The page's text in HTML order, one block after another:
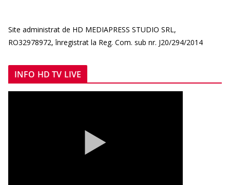
Site administrat de HD MEDIAPRESS STUDIO SRL,
RO32978972, înregistrat la Reg. Com. sub nr. J20/294/2014
INFO HD TV LIVE